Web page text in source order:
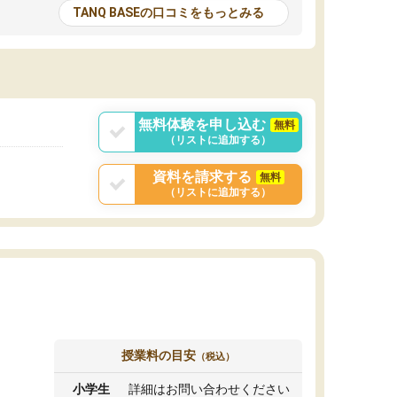
る機会が増えたり
試験対策の面接練
と伝えることもで
が多いので、その子達に感化されて自分も『も
っと何かに取り組んでみよう』と思えます。
はたらく部はオンラインなので、色々な場所の
TANQ BASEの口コミをもっとみる
無料体験を申し込む
無料
（リストに追加する）
資料を請求する
無料
（リストに追加する）
授業料の目安 （税込）
小学生 詳細はお問い合わせください